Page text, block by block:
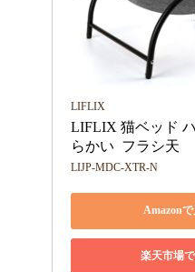
LIFLIX
LIFLIX 猫ベッド
らかい  フラシ天
LIJP-MDC-XTR-N
Amazonで
楽天市場